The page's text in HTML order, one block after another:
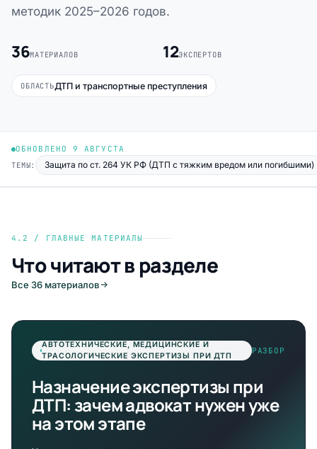
методик 2025–2026 годов.
36МАТЕРИАЛОВ 12ЭКСПЕРТОВ
ОБЛАСТЬДТП и транспортные преступления
ОБНОВЛЕНО 9 АВГУСТА
ТЕМЫ:
Защита по ст. 264 УК РФ (ДТП с тяжким вредом или погибшими)
4.2 / ГЛАВНЫЕ МАТЕРИАЛЫ
Что читают в разделе
Все 36 материалов
АВТОТЕХНИЧЕСКИЕ, МЕДИЦИНСКИЕ И
ТРАСОЛОГИЧЕСКИЕ ЭКСПЕРТИЗЫ ПРИ ДТП
РАЗБОР
Назначение экспертизы при
ДТП: зачем адвокат нужен уже
на этом этапе